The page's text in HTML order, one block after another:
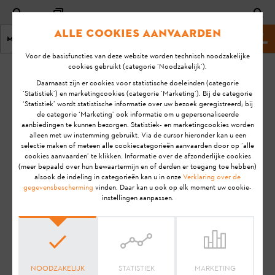
Menu Stihl website
KA-01076
Hoe breng ik de
STIHL Smart
Connector
correct aan op
mijn STIHL
product?
STIHL connected
Laatste
update:
10-3-
2022
FAQ
Installatie
maakt, in gebruik neemt, reinigt, transporteert, opslaat,
Alle cookies aanvaarden
Voor de basisfuncties van deze website worden technisch noodzakelijke
cookies gebruikt (categorie ‘Noodzakelijk’).
Daarnaast zijn er cookies voor statistische doeleinden (categorie
‘Statistiek’) en marketingcookies (categorie ‘Marketing’). Bij de categorie
‘Statistiek’ wordt statistische informatie over uw bezoek geregistreerd; bij
de categorie ‘Marketing’ ook informatie om u gepersonaliseerde
aanbiedingen te kunnen bezorgen. Statistiek- en marketingcookies worden
alleen met uw instemming gebruikt. Via de cursor hieronder kan u een
selectie maken of meteen alle cookiecategorieën aanvaarden door op ‘alle
cookies aanvaarden’ te klikken. Informatie over de afzonderlijke cookies
(meer bepaald over hun bewaartermijn en of derden er toegang toe hebben)
alsook de indeling in categorieën kan u in onzeVerklaring over de
gegevensbescherming vinden. Daar kan u ook op elk moment uw cookie-
instellingen aanpassen.
NOODZAKELIJK STATISTIEK MARKETING